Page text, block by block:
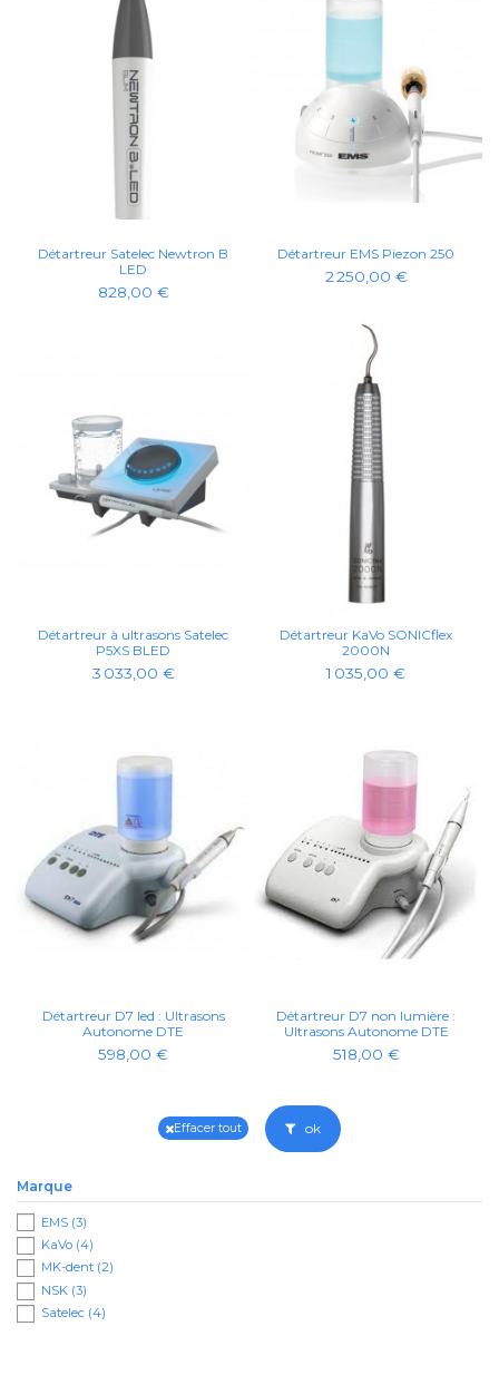
Détartreur Satelec Newtron B
LED
828,00 €
Détartreur EMS Piezon 250
2 250,00 €
Détartreur à ultrasons Satelec
P5XS BLED
3 033,00 €
Détartreur KaVo SONICflex
2000N
1 035,00 €
Détartreur D7 led : Ultrasons
Autonome DTE
598,00 €
Détartreur D7 non lumière :
Ultrasons Autonome DTE
518,00 €
Effacer tout ok
Marque
EMS (3)
KaVo (4)
MK-dent (2)
NSK (3)
Satelec (4)